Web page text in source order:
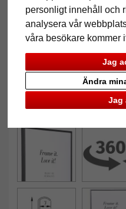
personligt innehåll och
analysera vår
våra besökare kommer
Jag
Jag
Ändra